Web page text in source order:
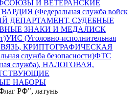
И ВЕТЕРАНСКИЕ
(Федеральная служба войск
ДЕПАРТАМЕНТ, СУДЕБНЫЕ
ЗНАКИ И МЕДАЛИСК
УИС (Уголовно-исполнительная
КРИПТОГРАФИЧЕСКАЯ
служба безопасности)ФТС
служба), НАЛОГОВАЯ,
НАБОРЫ
РФ", латунь